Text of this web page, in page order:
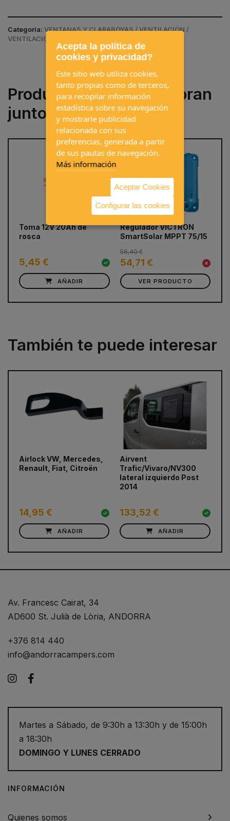
Categoría: VENTANAS Y CLARABOYAS / VENTILACIÓN /
VENTILACIÓN HABITÁCULO
Productos que se compran
juntos a menudo
Toma 12V 20Ah de
rosca
5,45 €
AÑADIR
Regulador VICTRON
SmartSolar MPPT 75/15
54,71 €
56,40 €
VER PRODUCTO
También te puede interesar
Airlock VW, Mercedes,
Renault, Fiat, Citroën
14,95 €
AÑADIR
Airvent
Trafic/Vivaro/NV300
lateral izquierdo Post
2014
133,52 €
AÑADIR
prev
Av. Francesc Cairat, 34
AD600 St. Julià de Lòria, ANDORRA
+376 814 440
info@andorracampers.com
Instagram
Martes a Sábado, de 9:30h a 13:30h y de 15:00h
a 18:30h
DOMINGO Y LUNES CERRADO
INFORMACIÓN
Quienes somos
Acepta la política de
cookies y privacidad?
Este sitio web utiliza cookies,
tanto propias como de terceros,
para recopilar información
estadística sobre su navegación
y mostrarle publicidad
relacionada con sus
preferencias, generada a partir
de sus pautas de navegación.
Más información
Aceptar Cookies
Configurar las cookies